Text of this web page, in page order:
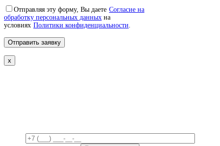
Отправляя эту форму, Вы даете Согласие на
обработку персональных данных на
условиях Политики конфиденциальности.
x